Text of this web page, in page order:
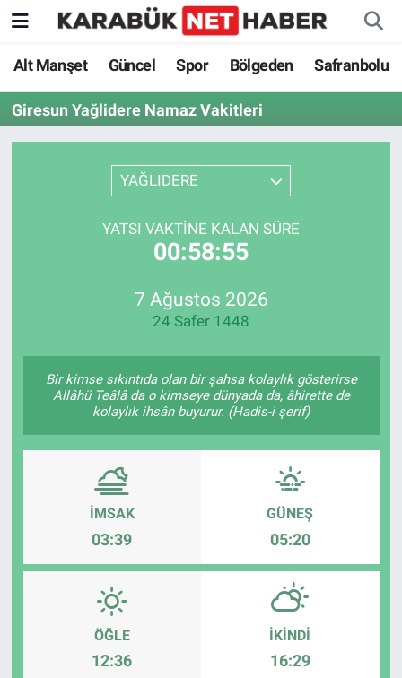
Alt Manşet Güncel Spor Bölgeden Safranbolu
Giresun Yağlidere Namaz Vakitleri
YAĞLIDERE
YATSI VAKTINE KALAN SÜRE
00:58:55
7 Ağustos 2026
24 Safer 1448
Bir kimse sıkıntıda olan bir şahsa kolaylık gösterirse
Allâhü Teâlâ da o kimseye dünyada da, âhirette de
kolaylık ihsân buyurur. (Hadis-i şerif)
İMSAK
03:39
GÜNEŞ
05:20
ÖĞLE
12:36
İKINDI
16:29